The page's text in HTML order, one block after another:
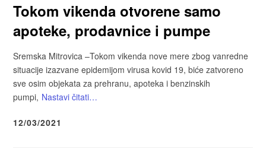
Tokom vikenda otvorene samo
apoteke, prodavnice i pumpe
Sremska Mitrovica –Tokom vikenda nove mere zbog vanredne
situacije izazvane epidemijom virusa kovid 19, biće zatvoreno
sve osim objekata za prehranu, apoteka i benzinskih
pumpi, Nastavi čitati…
12/03/2021